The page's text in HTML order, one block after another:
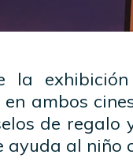
la
ambos
de regalo
al niño